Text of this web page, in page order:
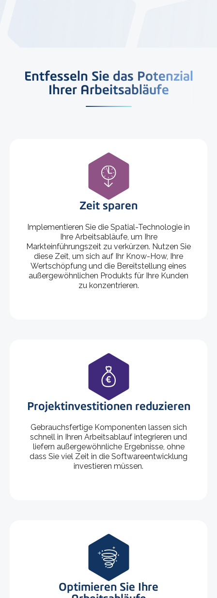
Entfesseln Sie das Potenzial
Ihrer Arbeitsabläufe
Zeit sparen
Implementieren Sie die Spatial-Technologie in
Ihre Arbeitsabläufe, um Ihre
Markteinführungszeit zu verkürzen. Nutzen Sie
diese Zeit, um sich auf Ihr Know-How, Ihre
Wertschöpfung und die Bereitstellung eines
außergewöhnlichen Produkts für Ihre Kunden
zu konzentrieren.
Projektinvestitionen reduzieren
Gebrauchsfertige Komponenten lassen sich
schnell in Ihren Arbeitsablauf integrieren und
liefern außergewöhnliche Ergebnisse, ohne
dass Sie viel Zeit in die Softwareentwicklung
investieren müssen.
Optimieren Sie Ihre